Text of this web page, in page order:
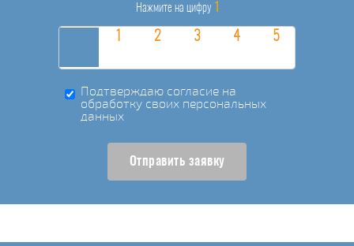
Нажмите на цифру 1
Подтверждаю согласие на
обработку своих персональных
данных
Отправить заявку